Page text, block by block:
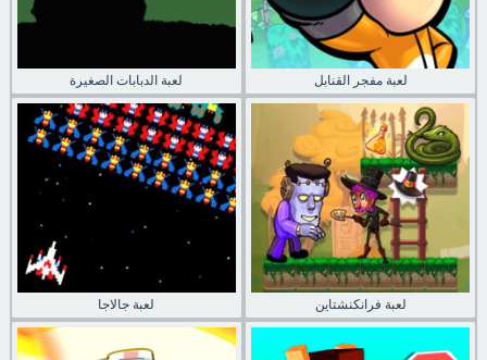
لعبة الدبابات الصغيرة لعبة مفجر القنابل
لعبة جالاجا لعبة فرانكنشتاين